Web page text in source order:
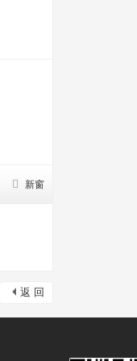
新窗
返 回